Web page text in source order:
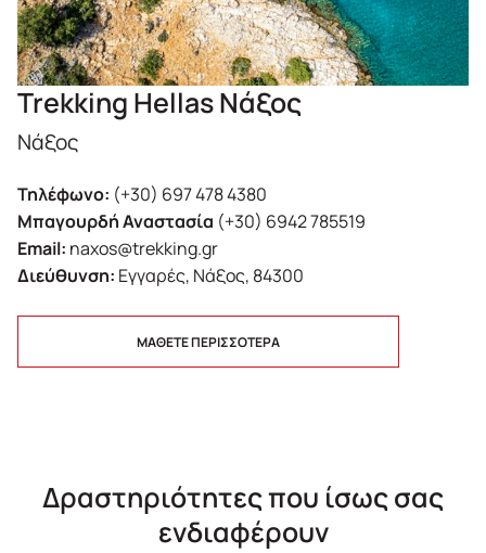
Trekking Hellas Νάξος
Νάξος
Τηλέφωνο: (+30) 697 478 4380
Μπαγουρδή Αναστασία (+30) 6942 785519
Email: naxos@trekking.gr
Διεύθυνση: Εγγαρές, Νάξος, 84300
ΜΑΘΕΤΕ ΠΕΡΙΣΣΟΤΕΡΑ
Δραστηριότητες που ίσως σας
ενδιαφέρουν